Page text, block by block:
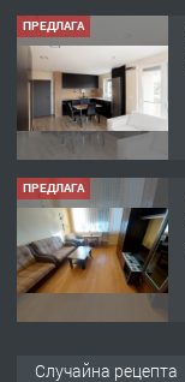
ПРЕДЛАГА
Случайна рецепта